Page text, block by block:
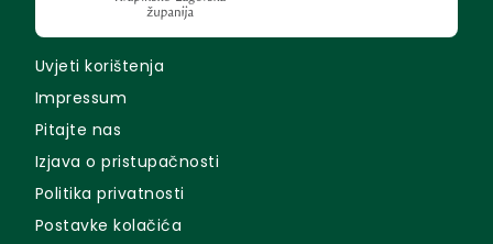
Uvjeti korištenja
Impressum
Pitajte nas
Izjava o pristupačnosti
Politika privatnosti
Postavke kolačića